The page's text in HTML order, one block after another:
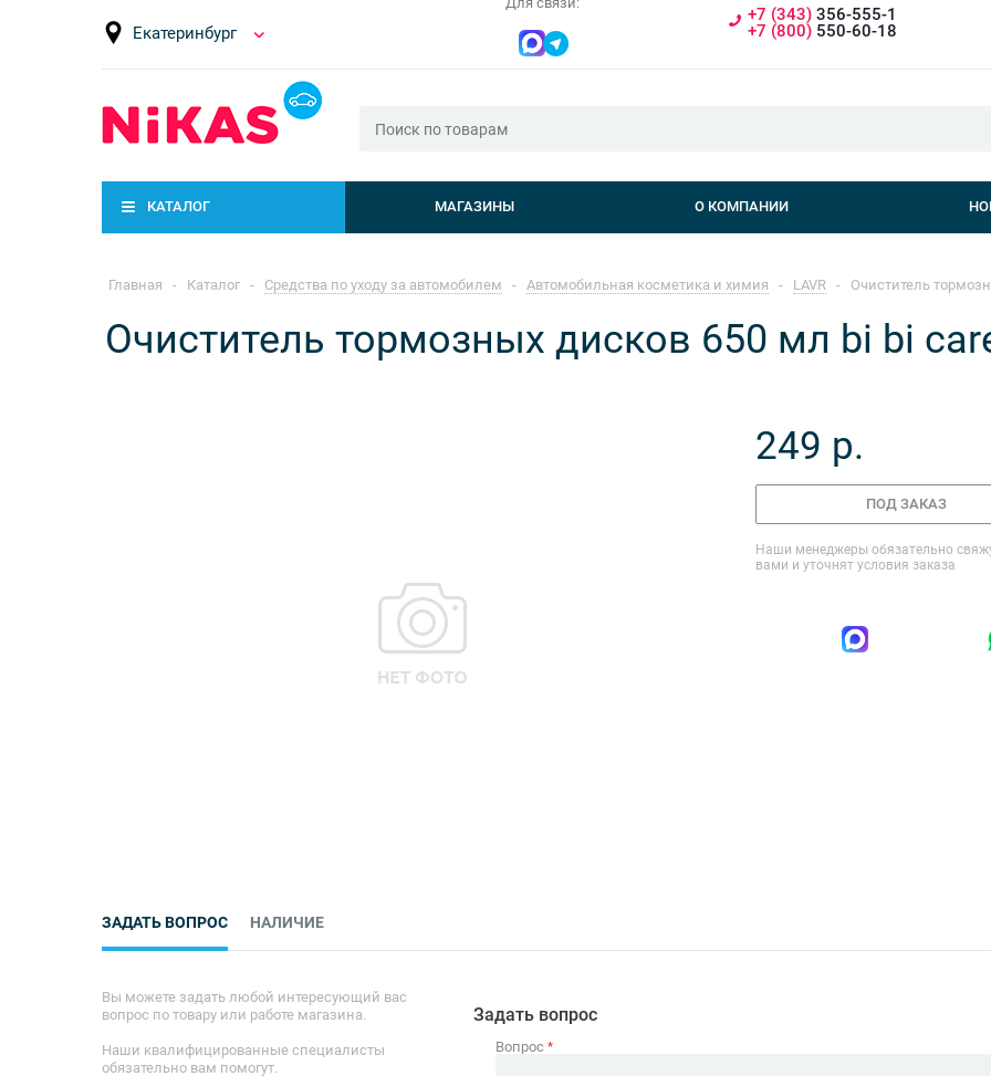
Екатеринбург
+7 (343) 356-555-1
+7 (800) 550-60-18
КАТАЛОГ МАГАЗИНЫ О КОМПАНИИ
Главная - Каталог - Средства по уходу за автомобилем - Автомобильная косметика и химия - LAVR - Очиститель
Очиститель тормозных дисков 650 мл bi bi
249 р.
ПОД ЗАКАЗ
Наши менеджеры обязательно
вами и уточнят условия заказа
ЗАДАТЬ ВОПРОС НАЛИЧИЕ
Вы можете задать любой интересующий вас
вопрос по товару или работе магазина.
Наши квалифицированные специалисты
обязательно вам помогут.
Задать вопрос
Вопрос*